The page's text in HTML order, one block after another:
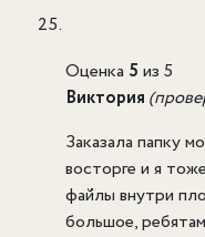
Оценка 5 из 5
Виктория
Заказала папку
восторге и я
файлы внутри
большое,